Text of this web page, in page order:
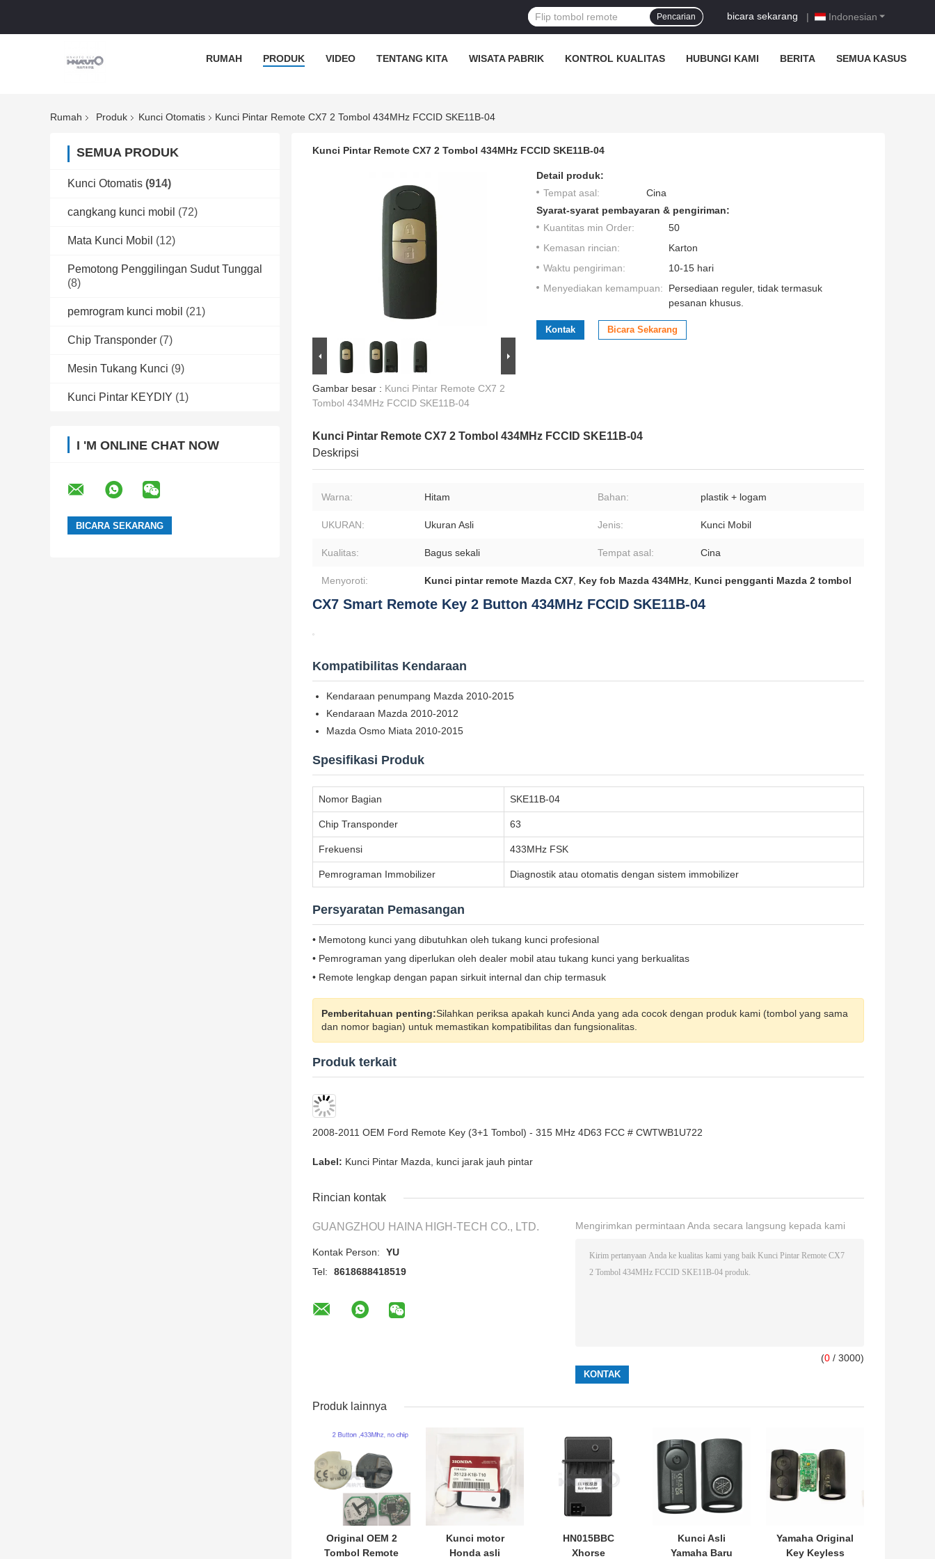
Indonesian
bicara sekarang |
Pencarian
RUMAH PRODUK VIDEO TENTANG KITA WISATA PABRIK KONTROL KUALITAS HUBUNGI KAMI BERITA SEMUA KASUS
Rumah Produk Kunci Otomatis Kunci Pintar Remote CX7 2 Tombol 434MHz FCCID SKE11B-04
SEMUA PRODUK
Kunci Otomatis (914)
cangkang kunci mobil (72)
Mata Kunci Mobil (12)
Pemotong Penggilingan Sudut Tunggal
(8)
pemrogram kunci mobil (21)
Chip Transponder (7)
Mesin Tukang Kunci (9)
Kunci Pintar KEYDIY (1)
I 'M ONLINE CHAT NOW
Kunci Pintar Remote CX7 2 Tombol 434MHz FCCID SKE11B-04
Gambar besar : Kunci Pintar Remote CX7 2
Tombol 434MHz FCCID SKE11B-04
Detail produk:
Tempat asal:
Cina
Syarat-syarat pembayaran & pengiriman:
Kuantitas min Order:
50
Kemasan rincian:
Karton
Waktu pengiriman:
10-15 hari
Menyediakan kemampuan:
Persediaan reguler, tidak termasuk
pesanan khusus.
Kontak Bicara Sekarang
Kunci Pintar Remote CX7 2 Tombol 434MHz FCCID SKE11B-04
Deskripsi
Warna: Hitam Bahan: plastik + logam
UKURAN: Ukuran Asli Jenis: Kunci Mobil
Kualitas: Bagus sekali Tempat asal: Cina
Menyoroti: Kunci pintar remote Mazda CX7, Key fob Mazda 434MHz, Kunci pengganti Mazda 2 tombol
CX7 Smart Remote Key 2 Button 434MHz FCCID SKE11B-04
Kompatibilitas Kendaraan
Kendaraan penumpang Mazda 2010-2015
Kendaraan Mazda 2010-2012
Mazda Osmo Miata 2010-2015
Spesifikasi Produk
Nomor Bagian SKE11B-04
Chip Transponder 63
Frekuensi 433MHz FSK
Pemrograman Immobilizer Diagnostik atau otomatis dengan sistem immobilizer
Persyaratan Pemasangan
• Memotong kunci yang dibutuhkan oleh tukang kunci profesional
• Pemrograman yang diperlukan oleh dealer mobil atau tukang kunci yang berkualitas
• Remote lengkap dengan papan sirkuit internal dan chip termasuk
Pemberitahuan penting:Silahkan periksa apakah kunci Anda yang ada cocok dengan produk kami (tombol yang sama
dan nomor bagian) untuk memastikan kompatibilitas dan fungsionalitas.
Produk terkait
2008-2011 OEM Ford Remote Key (3+1 Tombol) - 315 MHz 4D63 FCC # CWTWB1U722
Label: Kunci Pintar Mazda, kunci jarak jauh pintar
Rincian kontak
GUANGZHOU HAINA HIGH-TECH CO., LTD.
Kontak Person:
YU
Tel:
8618688418519
Mengirimkan permintaan Anda secara langsung kepada kami
(0 / 3000)
Produk lainnya
Original OEM 2
Tombol Remote
Kunci motor
Honda asli
HN015BBC
Xhorse
Kunci Asli
Yamaha Baru
Yamaha Original
Key Keyless